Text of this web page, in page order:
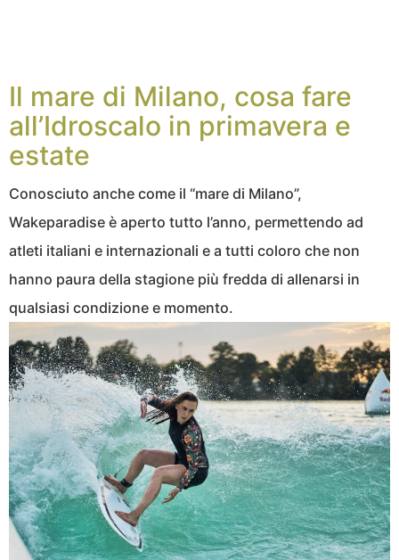
Il mare di Milano, cosa fare
all’Idroscalo in primavera e
estate
Conosciuto anche come il “mare di Milano”,
Wakeparadise è aperto tutto l’anno, permettendo ad
atleti italiani e internazionali e a tutti coloro che non
hanno paura della stagione più fredda di allenarsi in
qualsiasi condizione e momento.